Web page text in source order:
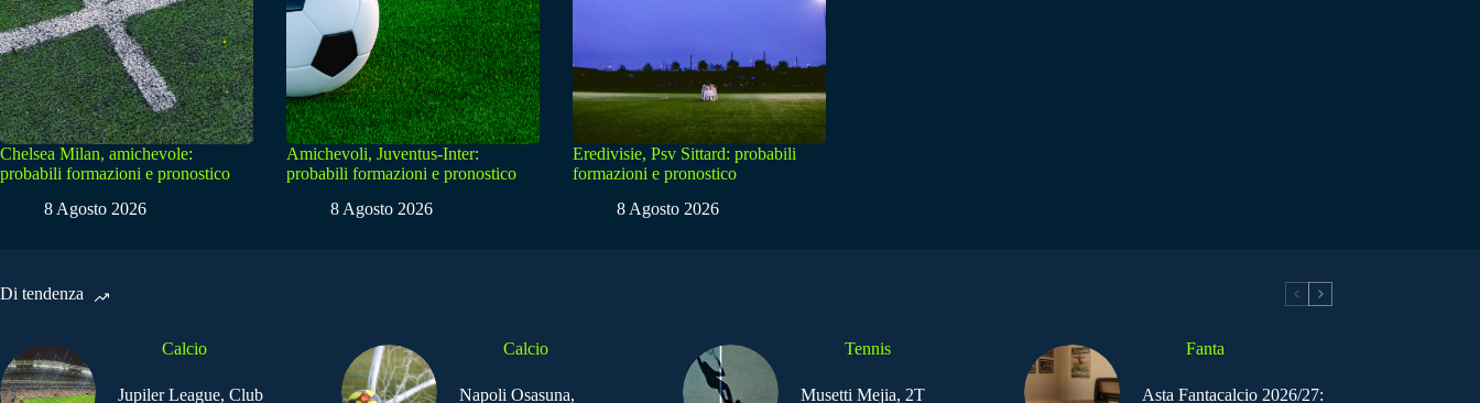
Chelsea Milan, amichevole:
probabili formazioni e pronostico
8 Agosto 2026
Amichevoli, Juventus-Inter:
probabili formazioni e pronostico
8 Agosto 2026
Eredivisie, Psv Sittard: probabili
formazioni e pronostico
8 Agosto 2026
Di tendenza
Calcio
Jupiler League, Club
Calcio
Napoli Osasuna,
Tennis
Musetti Mejia, 2T
Fanta
Asta Fantacalcio 2026/27: